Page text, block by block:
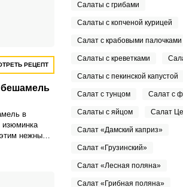
РЕЦЕПТ
бешамель
в
изюминка
нежным
Салаты с грибами
Салаты с копченой курицей
Салат с крабовыми палочками
Салаты с креветками
Салаты с пекинской капустой
Салат с тунцом Салат с
Салаты с яйцом Салат
Салат «Дамский каприз»
Салат «Грузинский»
Салат «Лесная поляна»
Салат «Грибная поляна»